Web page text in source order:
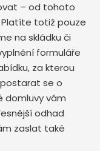
– od tohoto
Platíte totiž pouze
na skládku či
formuláře
za kterou
se o
domluvy vám
odhad
zaslat také